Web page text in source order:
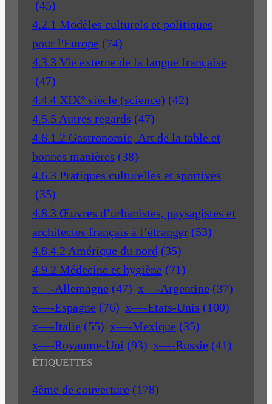
(45)
4.2.1 Modèles culturels et politiques
pour l'Europe (74)
4.3.3 Vie externe de la langue française
(47)
4.4.4 XIX° siècle (science) (42)
4.5.5 Autres regards (47)
4.6.1.2 Gastronomie, Art de la table et
bonnes manières (38)
4.6.3 Pratiques culturelles et sportives
(35)
4.8.3 Œuvres d’urbanistes, paysagistes et
architectes français à l’étranger (53)
4.8.4.2 Amérique du nord (35)
4.9.2 Médecine et hygiène (71)
x—-Allemagne (47) x—-Argentine (37)
x—-Espagne (76) x—-Etats-Unis (100)
x—-Italie (55) x—-Mexique (35)
x—-Royaume-Uni (93) x—-Russie (41)
ÉTIQUETTES
4ème de couverture (178)